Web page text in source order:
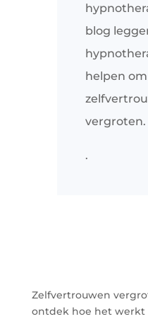
blog
helpen
vergroten.
.
Zelfvertrouwen
ontdek hoe het werkt